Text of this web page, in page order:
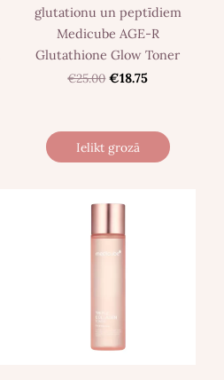
glutationu un peptīdiem
Medicube AGE-R
Glutathione Glow Toner
€25.00 €18.75
Ielikt grozā